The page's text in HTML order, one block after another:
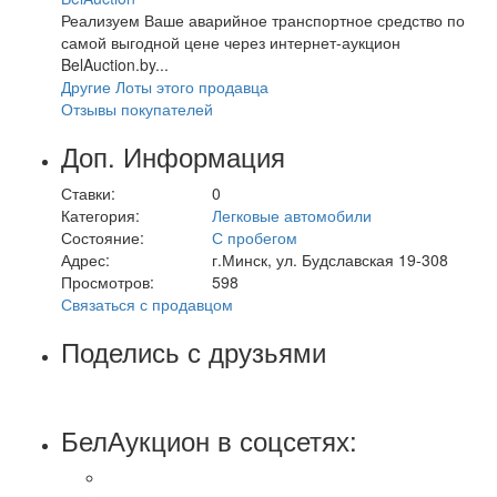
Реализуем Ваше аварийное транспортное средство по
самой выгодной цене через интернет-аукцион
BelAuction.by...
Другие Лоты этого продавца
Отзывы покупателей
Доп. Информация
Ставки:
0
Категория:
Легковые автомобили
Состояние:
С пробегом
Адрес:
г.Минск, ул. Будславская 19-308
Просмотров:
598
Связаться с продавцом
Поделись с друзьями
БелАукцион в соцсетях: